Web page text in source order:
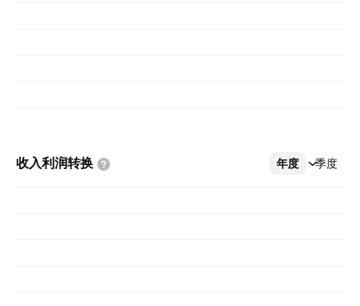
收入利润转换 年度 季度
更多